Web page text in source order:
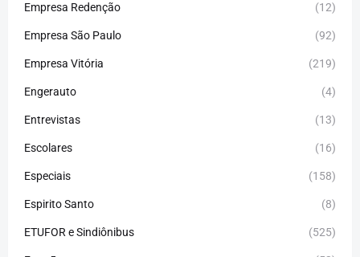
Empresa Redenção (12)
Empresa São Paulo (92)
Empresa Vitória (219)
Engerauto (4)
Entrevistas (13)
Escolares (16)
Especiais (158)
Espirito Santo (8)
ETUFOR e Sindiônibus (525)